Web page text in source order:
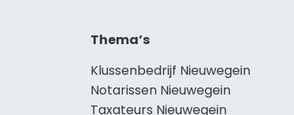
Thema’s
Klussenbedrijf Nieuwegein
Notarissen Nieuwegein
Taxateurs Nieuwegein